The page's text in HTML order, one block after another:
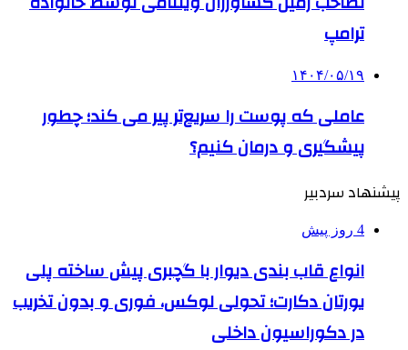
ترامپ
۱۴۰۴/۰۵/۱۹
عاملی که پوست را سریع‌تر پیر می کند؛ چطور
پیشگیری و درمان کنیم؟
پیشنهاد سردبیر
4 روز پیش
انواع قاب بندی دیوار با گچبری پیش ساخته پلی
یورتان دکارت؛ تحولی لوکس، فوری و بدون تخریب
در دکوراسیون داخلی